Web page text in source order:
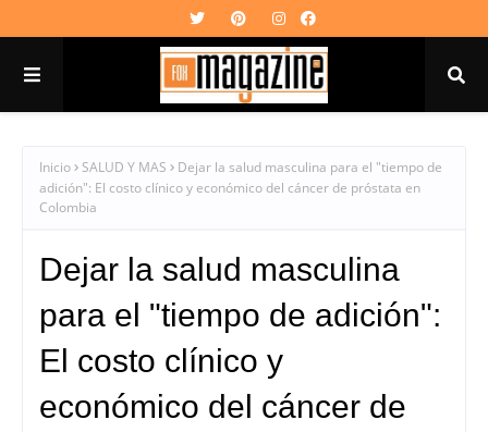
Inicio SALUD Y MAS
Dejar la salud masculina para el "tiempo de
adición": El costo clínico y económico del cáncer de próstata en
Colombia
Dejar la salud masculina
para el "tiempo de adición":
El costo clínico y
económico del cáncer de